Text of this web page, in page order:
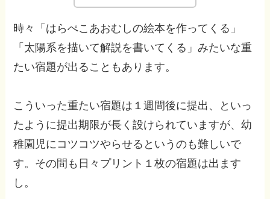
時々「はらぺこあおむしの絵本を作ってくる」
「太陽系を描いて解説を書いてくる」みたいな重
たい宿題が出ることもあります。
こういった重たい宿題は１週間後に提出、といっ
たように提出期限が長く設けられていますが、幼
稚園児にコツコツやらせるというのも難しいで
す。その間も日々プリント１枚の宿題は出ます
し。